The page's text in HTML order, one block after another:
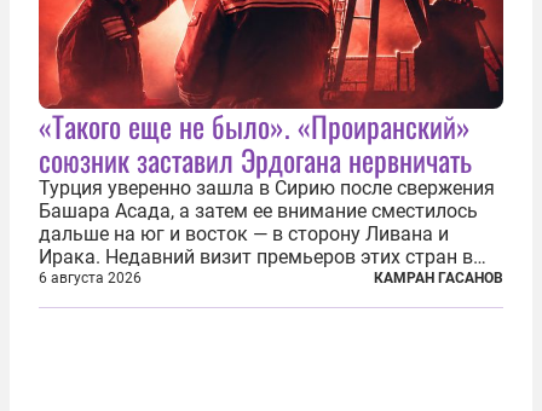
«Такого еще не было». «Проиранский»
союзник заставил Эрдогана нервничать
Турция уверенно зашла в Сирию после свержения
Башара Асада, а затем ее внимание сместилось
дальше на юг и восток — в сторону Ливана и
Ирака. Недавний визит премьеров этих стран в
Анкару, договоры об участии турецкой компании
TPAO в разработке нефти иракского Киркука и
6 августа 2026 КАМРАН ГАСАНОВ